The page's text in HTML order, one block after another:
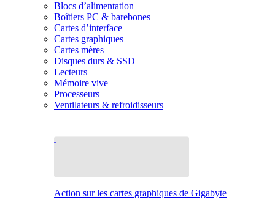
Blocs d’alimentation
Boîtiers PC & barebones
Cartes d’interface
Cartes graphiques
Cartes mères
Disques durs & SSD
Lecteurs
Mémoire vive
Processeurs
Ventilateurs & refroidisseurs
Action sur les cartes graphiques de Gigabyte